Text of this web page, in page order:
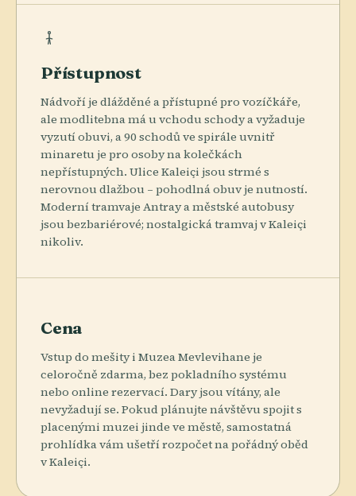
Přístupnost
Nádvoří je dlážděné a přístupné pro vozíčkáře,
ale modlitebna má u vchodu schody a vyžaduje
vyzutí obuvi, a 90 schodů ve spirále uvnitř
minaretu je pro osoby na kolečkách
nepřístupných. Ulice Kaleiçi jsou strmé s
nerovnou dlažbou – pohodlná obuv je nutností.
Moderní tramvaje Antray a městské autobusy
jsou bezbariérové; nostalgická tramvaj v Kaleiçi
nikoliv.
Cena
Vstup do mešity i Muzea Mevlevihane je
celoročně zdarma, bez pokladního systému
nebo online rezervací. Dary jsou vítány, ale
nevyžadují se. Pokud plánujte návštěvu spojit s
placenými muzei jinde ve městě, samostatná
prohlídka vám ušetří rozpočet na pořádný oběd
v Kaleiçi.